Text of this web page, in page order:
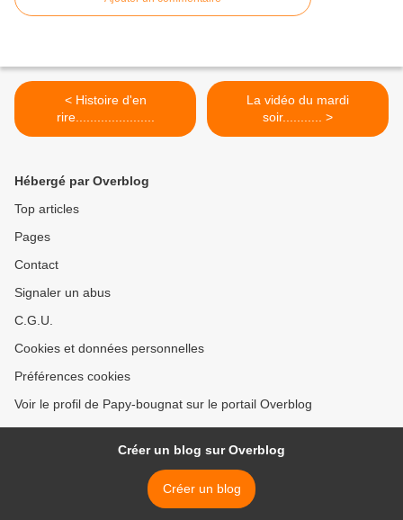
< Histoire d'en
rire......................
La vidéo du mardi
soir........... >
Hébergé par Overblog
Top articles
Pages
Contact
Signaler un abus
C.G.U.
Cookies et données personnelles
Préférences cookies
Voir le profil de Papy-bougnat sur le portail Overblog
Créer un blog sur Overblog
Créer un blog